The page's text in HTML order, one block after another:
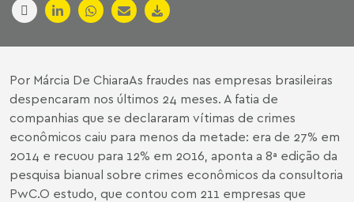
Por Márcia De ChiaraAs fraudes nas empresas brasileiras
despencaram nos últimos 24 meses. A fatia de
companhias que se declararam vítimas de crimes
econômicos caiu para menos da metade: era de 27% em
2014 e recuou para 12% em 2016, aponta a 8ª edição da
pesquisa bianual sobre crimes econômicos da consultoria
PwC.O estudo, que contou com 211 empresas que